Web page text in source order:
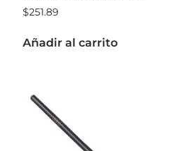
$251.89
Añadir al carrito